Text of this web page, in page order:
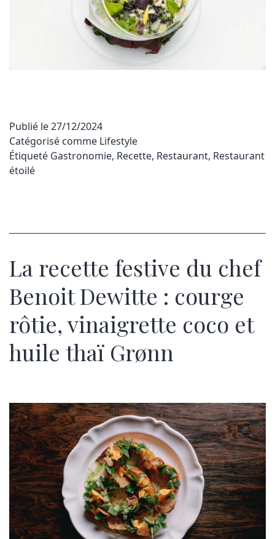
Publié le27/12/2024
Catégorisé comme Lifestyle
Étiqueté Gastronomie, Recette, Restaurant, Restaurant
étoilé
La recette festive du chef
Benoit Dewitte : courge
rôtie, vinaigrette coco et
huile thaï Grønn